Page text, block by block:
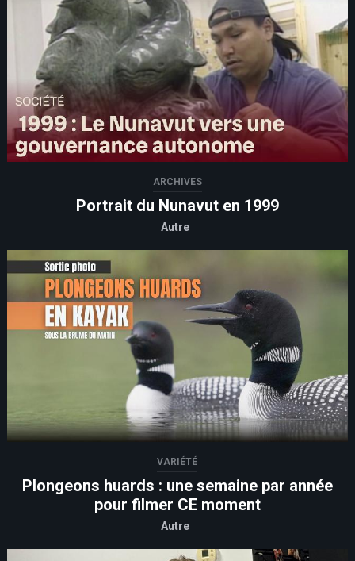
ARCHIVES
Portrait du Nunavut en 1999
Autre
VARIÉTÉ
Plongeons huards : une semaine par année
pour filmer CE moment
Autre